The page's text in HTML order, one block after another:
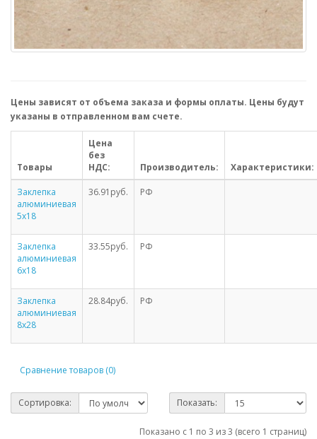
Цены зависят от объема заказа и формы оплаты. Цены будут
указаны в отправленном вам счете.
Товары
Цена
без
НДС:
Производитель: Характеристики:
Заклепка
алюминиевая
5х18
36.91руб. РФ
Заклепка
алюминиевая
6х18
33.55руб. РФ
Заклепка
алюминиевая
8х28
28.84руб. РФ
Сравнение товаров (0)
Сортировка: Показать:
Показано с 1 по 3 из 3 (всего 1 страниц)